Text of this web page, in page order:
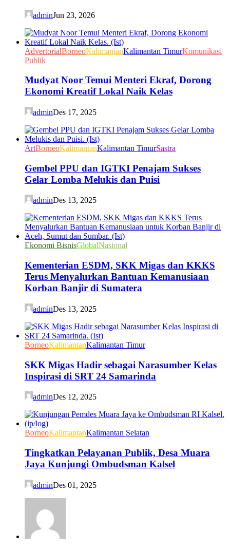
adminJun 23, 2026
AdvertorialBorneoKalimantanKalimantan TimurKomunikasi
Publik
Mudyat Noor Temui Menteri Ekraf, Dorong
Ekonomi Kreatif Lokal Naik Kelas
adminDes 17, 2025
ArtBorneoKalimantanKalimantan TimurSastra
Gembel PPU dan IGTKI Penajam Sukses
Gelar Lomba Melukis dan Puisi
adminDes 13, 2025
Ekonomi BisnisGlobalNasional
Kementerian ESDM, SKK Migas dan KKKS
Terus Menyalurkan Bantuan Kemanusiaan
Korban Banjir di Sumatera
adminDes 13, 2025
BorneoKalimantanKalimantan Timur
SKK Migas Hadir sebagai Narasumber Kelas
Inspirasi di SRT 24 Samarinda
adminDes 12, 2025
BorneoKalimantanKalimantan Selatan
Tingkatkan Pelayanan Publik, Desa Muara
Jaya Kunjungi Ombudsman Kalsel
adminDes 01, 2025